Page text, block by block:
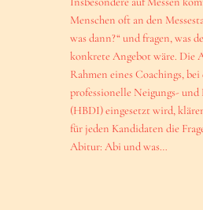
Menschen oft an den
was dann?“ und fragen, was
konkrete Angebot wäre. Die
Rahmen eines Coachings, bei
professionelle Neigungs- und
(HBDI) eingesetzt wird,
für jeden Kandidaten die
Abitur: Abi und was…